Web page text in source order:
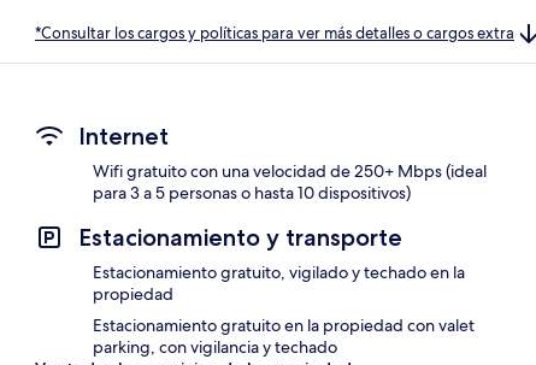
*Consultar los cargos y políticas para ver más detalles o cargos extra
Internet
Wifi gratuito con una velocidad de 250+ Mbps (ideal
para 3 a 5 personas o hasta 10 dispositivos)
Estacionamiento y transporte
Estacionamiento gratuito, vigilado y techado en la
propiedad
Estacionamiento gratuito en la propiedad con valet
parking, con vigilancia y techado